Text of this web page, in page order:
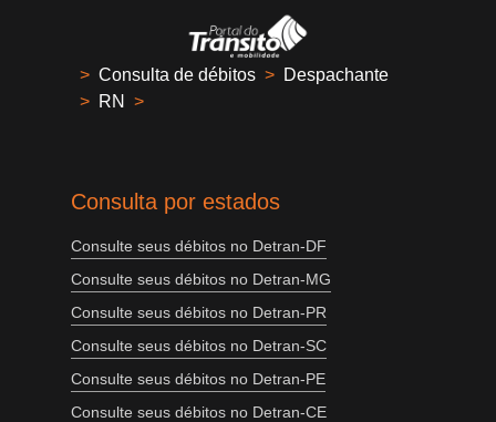
> Consulta de débitos > Despachante
> RN >
Consulta por estados
Consulte seus débitos no Detran-DF
Consulte seus débitos no Detran-MG
Consulte seus débitos no Detran-PR
Consulte seus débitos no Detran-SC
Consulte seus débitos no Detran-PE
Consulte seus débitos no Detran-CE